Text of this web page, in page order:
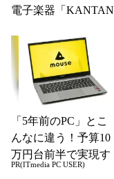
電子楽器「KANTAN
タコード・ゆ...
「5年前のPC」とこ
んなに違う！予算10
万円台前半で実現す
る快適PCライフ
PR(ITmedia PC USER)